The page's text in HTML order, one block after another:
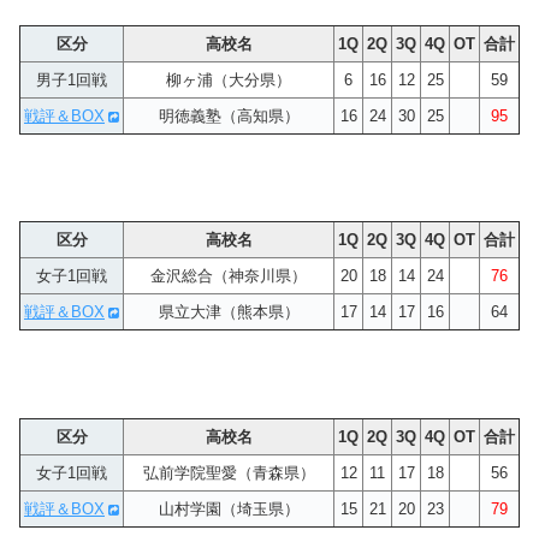
区分 高校名 1Q 2Q 3Q 4Q OT 合計
男子1回戦
柳ヶ浦（大分県） 6 16 12 25
59
戦評＆BOX
明徳義塾（高知県） 16 24 30 25 95
区分 高校名 1Q 2Q 3Q 4Q OT 合計
女子1回戦
金沢総合（神奈川県） 20 18 14 24
76
戦評＆BOX
県立大津（熊本県） 17 14 17 16 64
区分 高校名 1Q 2Q 3Q 4Q OT 合計
女子1回戦
弘前学院聖愛（青森県） 12 11 17 18
56
戦評＆BOX
山村学園（埼玉県） 15 21 20 23 79